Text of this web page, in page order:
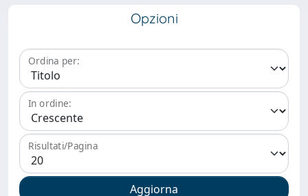
Opzioni
Ordina per:
In ordine:
Risultati/Pagina